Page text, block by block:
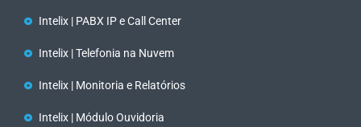
Intelix | PABX IP e Call Center
Intelix | Telefonia na Nuvem
Intelix | Monitoria e Relatórios
Intelix | Módulo Ouvidoria